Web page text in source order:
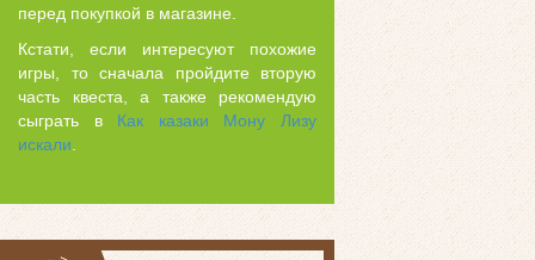
перед покупкой в магазине.
Кстати, если интересуют похожие
игры, то сначала пройдите вторую
часть квеста, а также рекомендую
сыграть в Как казаки Мону Лизу
искали